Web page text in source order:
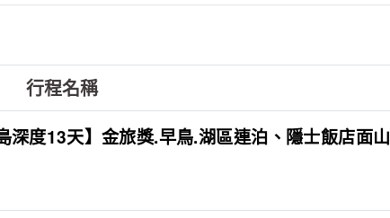
行程名稱
深度13天】金旅獎.早鳥.湖區連泊、隱士飯店面山